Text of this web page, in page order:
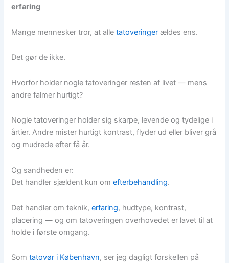
erfaring
Mange mennesker tror, at alletatoveringer ældes ens.
Det gør de ikke.
Hvorfor holder nogle tatoveringer resten af livet — mens
andre falmer hurtigt?
Nogle tatoveringer holder sig skarpe, levende og tydelige i
årtier. Andre mister hurtigt kontrast, flyder ud eller bliver grå
og mudrede efter få år.
Og sandheden er:
Det handler sjældent kun omefterbehandling.
Det handler om teknik,erfaring, hudtype, kontrast,
placering — og om tatoveringen overhovedet er lavet til at
holde i første omgang.
Som tatovør i København, ser jeg dagligt forskellen på